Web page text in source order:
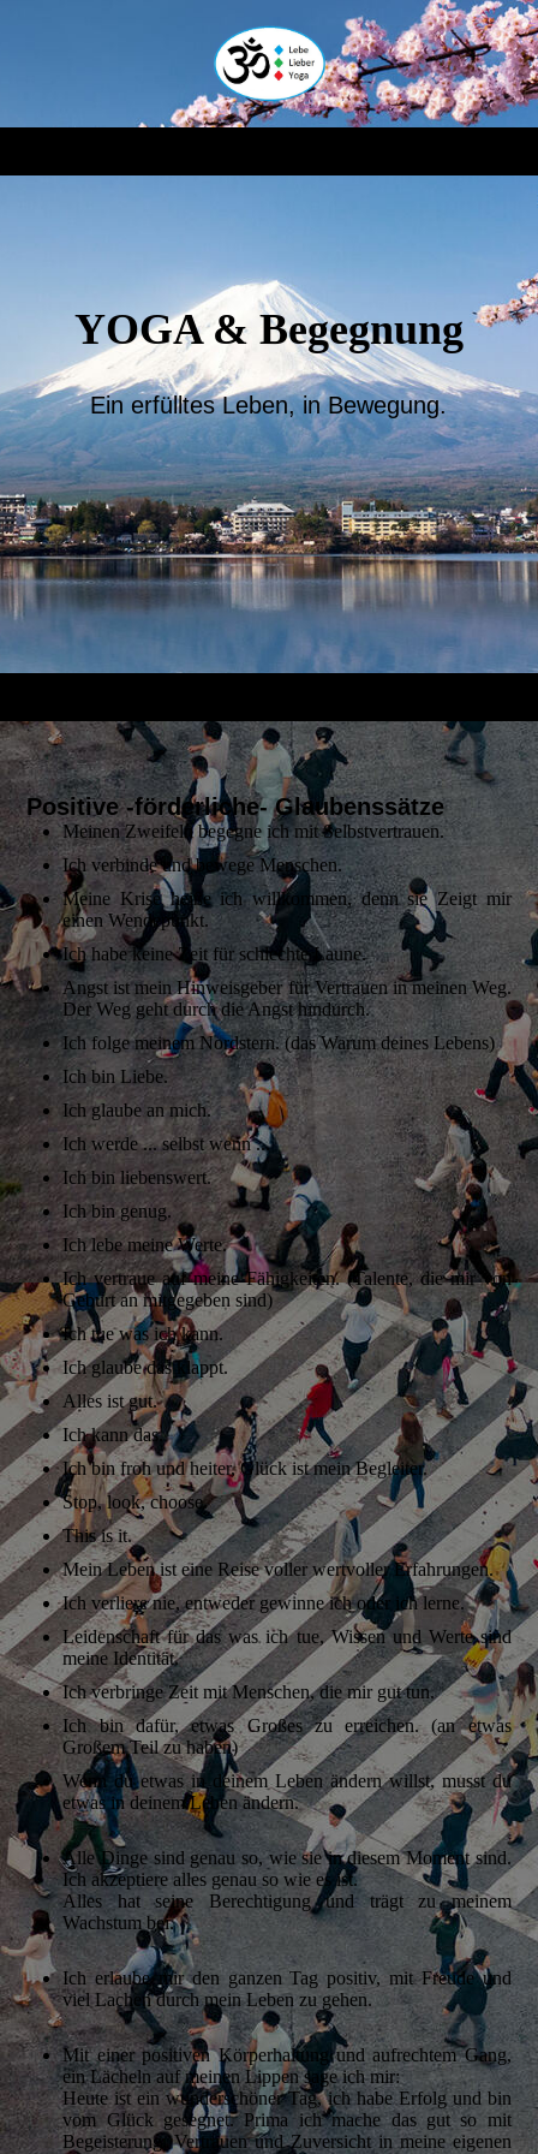
YOGA & Begegnung
Ein erfülltes Leben, in Bewegung.
Positive -förderliche- Glaubenssätze
Meinen Zweifeln begegne ich mit Selbstvertrauen.
Ich verbinde und bewege Menschen.
Meine Krise heiße ich willkommen, denn sie Zeigt mir
einen Wendepunkt.
Ich habe keine Zeit für schlechte Laune.
Angst ist mein Hinweisgeber für Vertrauen in meinen Weg.
Der Weg geht durch die Angst hindurch.
Ich folge meinem Nordstern. (das Warum deines Lebens)
Ich bin Liebe.
Ich glaube an mich.
Ich werde ... selbst wenn ...
Ich bin liebenswert.
Ich bin genug.
Ich lebe meine Werte.
Ich vertraue auf meine Fähigkeiten. (Talente, die mir von
Geburt an mitgegeben sind)
Ich tue was ich kann.
Ich glaube das klappt.
Alles ist gut.
Ich kann das.
Ich bin froh und heiter, Glück ist mein Begleiter.
Stop, look, choose.
This is it.
Mein Leben ist eine Reise voller wertvoller Erfahrungen.
Ich verliere nie, entweder gewinne ich oder ich lerne.
Leidenschaft für das was ich tue, Wissen und Werte sind
meine Identität.
Ich verbringe Zeit mit Menschen, die mir gut tun.
Ich bin dafür, etwas Großes zu erreichen. (an etwas
Großem Teil zu haben)
Wenn du etwas in deinem Leben ändern willst, musst du
etwas in deinem Leben ändern.
Alle Dinge sind genau so, wie sie in diesem Moment sind.
Ich akzeptiere alles genau so wie es ist.
Alles hat seine Berechtigung und trägt zu meinem
Wachstum bei.
Ich erlaube mir den ganzen Tag positiv, mit Freude und
viel Lachen durch mein Leben zu gehen.
Mit einer positiven Körperhaltung und aufrechtem Gang,
ein Lächeln auf meinen Lippen sage ich mir:
Heute ist ein wunderschöner Tag, ich habe Erfolg und bin
vom Glück gesegnet. Prima ich mache das gut so mit
Begeisterung, Vertrauen und Zuversicht in meine eigenen